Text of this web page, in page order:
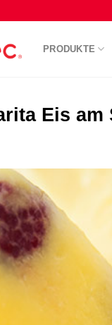
PRODUKTE
Eis am